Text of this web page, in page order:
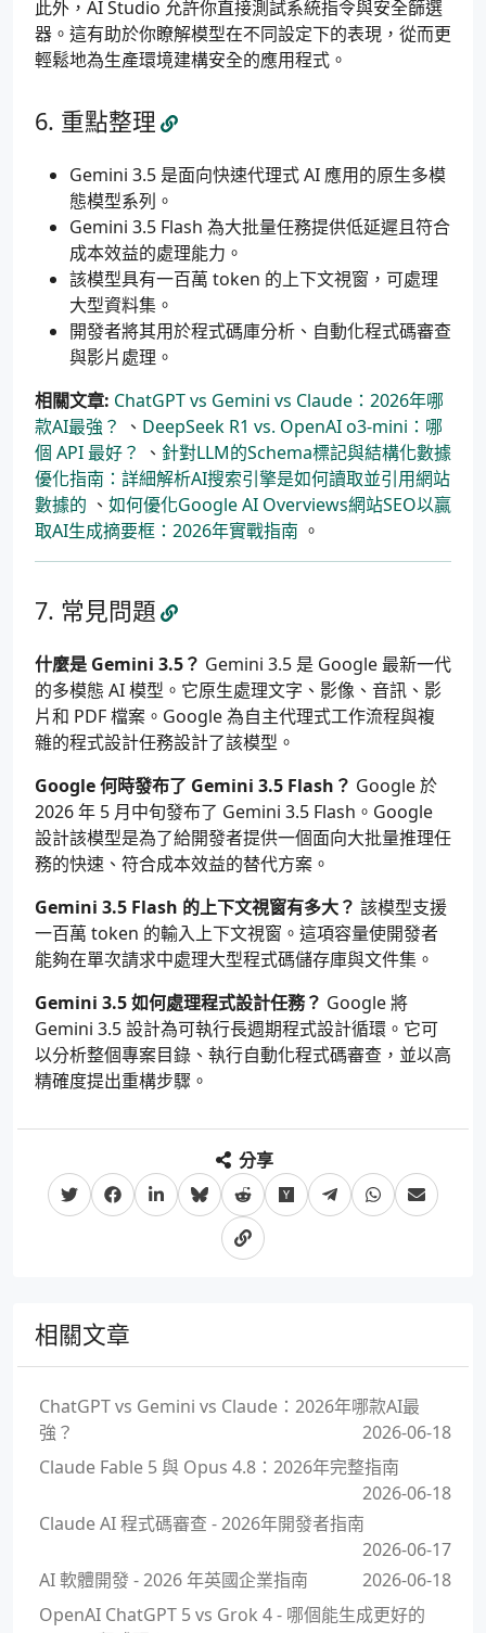
此外，AI Studio 允許你直接測試系統指令與安全篩選
器。這有助於你瞭解模型在不同設定下的表現，從而更
輕鬆地為生產環境建構安全的應用程式。
重點整理
Gemini 3.5 是面向快速代理式 AI 應用的原生多模
態模型系列。
Gemini 3.5 Flash 為大批量任務提供低延遲且符合
成本效益的處理能力。
該模型具有一百萬 token 的上下文視窗，可處理
大型資料集。
開發者將其用於程式碼庫分析、自動化程式碼審查
與影片處理。
相關文章: ChatGPT vs Gemini vs Claude：2026年哪
款AI最強？
、 DeepSeek R1 vs. OpenAI o3-mini：哪
個 API 最好？
、 針對LLM的Schema標記與結構化數據
優化指南：詳細解析AI搜索引擎是如何讀取並引用網站
數據的 、 如何優化Google AI Overviews網站SEO以贏
取AI生成摘要框：2026年實戰指南 。
常見問題
什麼是 Gemini 3.5？ Gemini 3.5 是 Google 最新一代
的多模態 AI 模型。它原生處理文字、影像、音訊、影
片和 PDF 檔案。Google 為自主代理式工作流程與複
雜的程式設計任務設計了該模型。
Google 何時發布了 Gemini 3.5 Flash？ Google 於
2026 年 5 月中旬發布了 Gemini 3.5 Flash。Google
設計該模型是為了給開發者提供一個面向大批量推理任
務的快速、符合成本效益的替代方案。
Gemini 3.5 Flash 的上下文視窗有多大？ 該模型支援
一百萬 token 的輸入上下文視窗。這項容量使開發者
能夠在單次請求中處理大型程式碼儲存庫與文件集。
Gemini 3.5 如何處理程式設計任務？ Google 將
Gemini 3.5 設計為可執行長週期程式設計循環。它可
以分析整個專案目錄、執行自動化程式碼審查，並以高
精確度提出重構步驟。
分享
相關文章
ChatGPT vs Gemini vs Claude：2026年哪款AI最
強？
2026-06-18
Claude Fable 5 與 Opus 4.8：2026年完整指南
2026-06-18
Claude AI 程式碼審查 - 2026年開發者指南
2026-06-17
AI 軟體開發 - 2026 年英國企業指南
2026-06-18
OpenAI ChatGPT 5 vs Grok 4 - 哪個能生成更好的